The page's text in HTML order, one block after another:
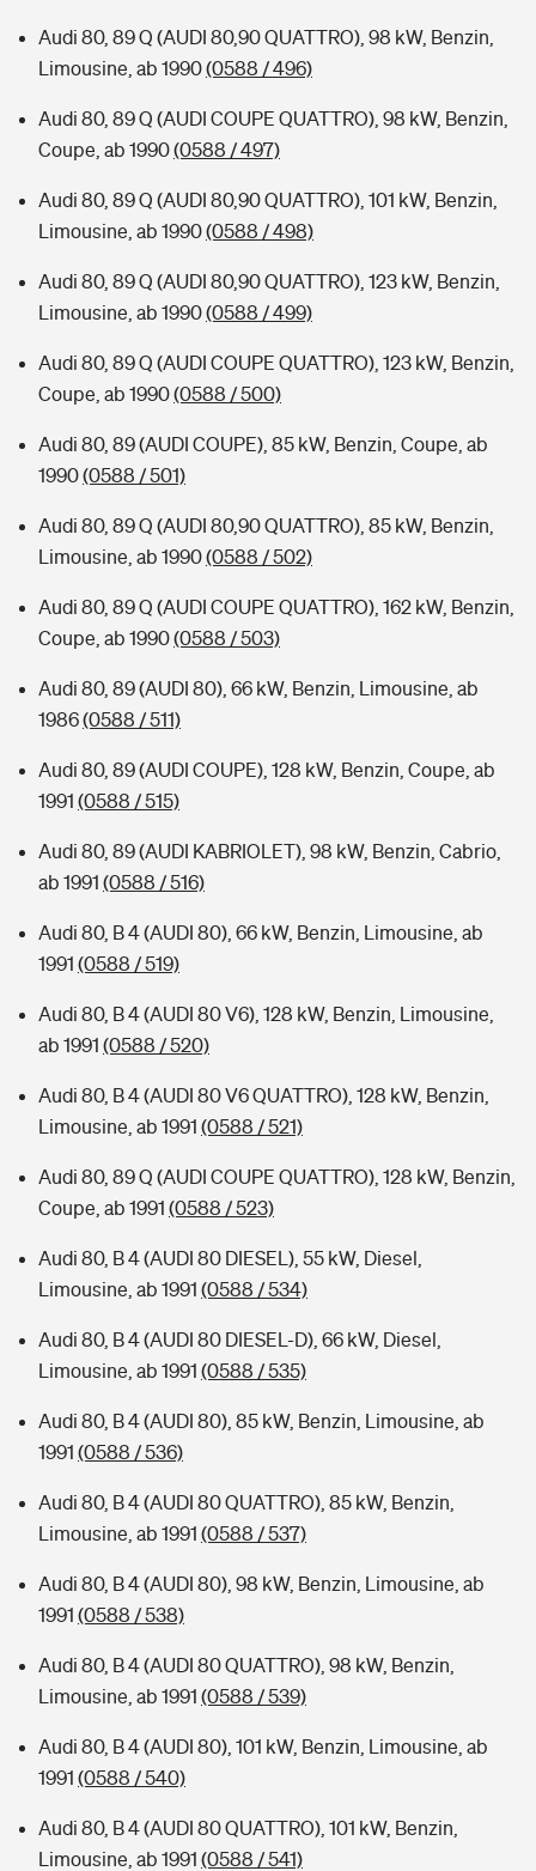
Audi 80, 89 Q (AUDI 80,90 QUATTRO), 98 kW, Benzin,
Limousine, ab 1990(0588 / 496)
Audi 80, 89 Q (AUDI COUPE QUATTRO), 98 kW, Benzin,
Coupe, ab 1990(0588 / 497)
Audi 80, 89 Q (AUDI 80,90 QUATTRO), 101 kW, Benzin,
Limousine, ab 1990(0588 / 498)
Audi 80, 89 Q (AUDI 80,90 QUATTRO), 123 kW, Benzin,
Limousine, ab 1990(0588 / 499)
Audi 80, 89 Q (AUDI COUPE QUATTRO), 123 kW, Benzin,
Coupe, ab 1990(0588 / 500)
Audi 80, 89 (AUDI COUPE), 85 kW, Benzin, Coupe, ab
1990(0588 / 501)
Audi 80, 89 Q (AUDI 80,90 QUATTRO), 85 kW, Benzin,
Limousine, ab 1990(0588 / 502)
Audi 80, 89 Q (AUDI COUPE QUATTRO), 162 kW, Benzin,
Coupe, ab 1990(0588 / 503)
Audi 80, 89 (AUDI 80), 66 kW, Benzin, Limousine, ab
1986(0588 / 511)
Audi 80, 89 (AUDI COUPE), 128 kW, Benzin, Coupe, ab
1991 (0588 / 515)
Audi 80, 89 (AUDI KABRIOLET), 98 kW, Benzin, Cabrio,
ab 1991 (0588 / 516)
Audi 80, B 4 (AUDI 80), 66 kW, Benzin, Limousine, ab
1991 (0588 / 519)
Audi 80, B 4 (AUDI 80 V6), 128 kW, Benzin, Limousine,
ab 1991 (0588 / 520)
Audi 80, B 4 (AUDI 80 V6 QUATTRO), 128 kW, Benzin,
Limousine, ab 1991 (0588 / 521)
Audi 80, 89 Q (AUDI COUPE QUATTRO), 128 kW, Benzin,
Coupe, ab 1991 (0588 / 523)
Audi 80, B 4 (AUDI 80 DIESEL), 55 kW, Diesel,
Limousine, ab 1991 (0588 / 534)
Audi 80, B 4 (AUDI 80 DIESEL-D), 66 kW, Diesel,
Limousine, ab 1991 (0588 / 535)
Audi 80, B 4 (AUDI 80), 85 kW, Benzin, Limousine, ab
1991 (0588 / 536)
Audi 80, B 4 (AUDI 80 QUATTRO), 85 kW, Benzin,
Limousine, ab 1991 (0588 / 537)
Audi 80, B 4 (AUDI 80), 98 kW, Benzin, Limousine, ab
1991 (0588 / 538)
Audi 80, B 4 (AUDI 80 QUATTRO), 98 kW, Benzin,
Limousine, ab 1991 (0588 / 539)
Audi 80, B 4 (AUDI 80), 101 kW, Benzin, Limousine, ab
1991 (0588 / 540)
Audi 80, B 4 (AUDI 80 QUATTRO), 101 kW, Benzin,
Limousine, ab 1991 (0588 / 541)